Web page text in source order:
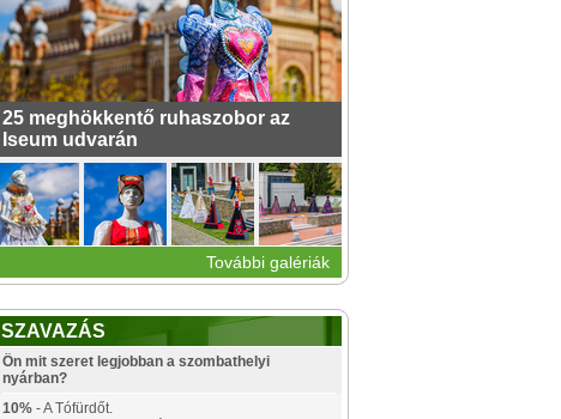
25 meghökkentő ruhaszobor az
Iseum udvarán
További galériák
SZAVAZÁS
Ön mit szeret legjobban a szombathelyi
nyárban?
10% - A Tófürdőt.